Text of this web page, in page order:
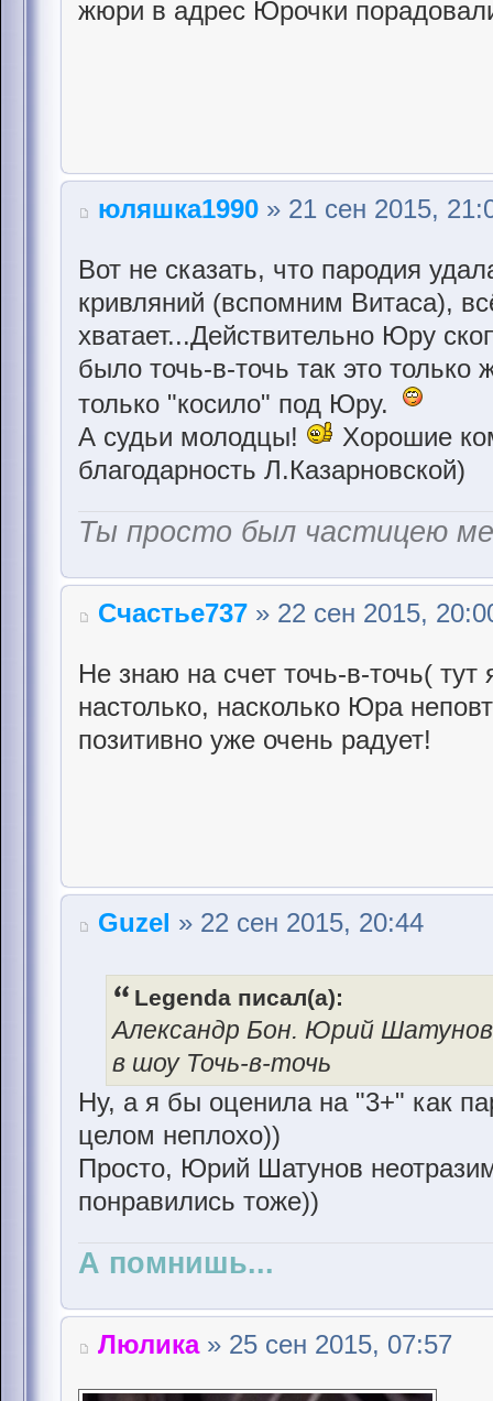
жюри в адрес Юрочки
юляшка1990 » 21 сен 2015,
Вот не сказать, что пародия
кривляний (вспомним Витаса),
хватает...Действительно Юру
было точь-в-точь так это
только "косило" под Юру.
А судьи молодцы!
Хорошие
благодарность Л.Казарновской)
Ты просто был частицею
Счастье737 » 22 сен 2015,
Не знаю на счет точь-в-точь( тут
настолько, насколько Юра
позитивно уже очень радует!
Guzel » 22 сен 2015, 20:44
Legenda писал(а):
Александр Бон. Юрий
в шоу Точь-в-точь
Ну, а я бы оценила на "3+" как
целом неплохо))
Просто, Юрий Шатунов
понравились тоже))
А помнишь...
Люлика» 25 сен 2015, 07:57